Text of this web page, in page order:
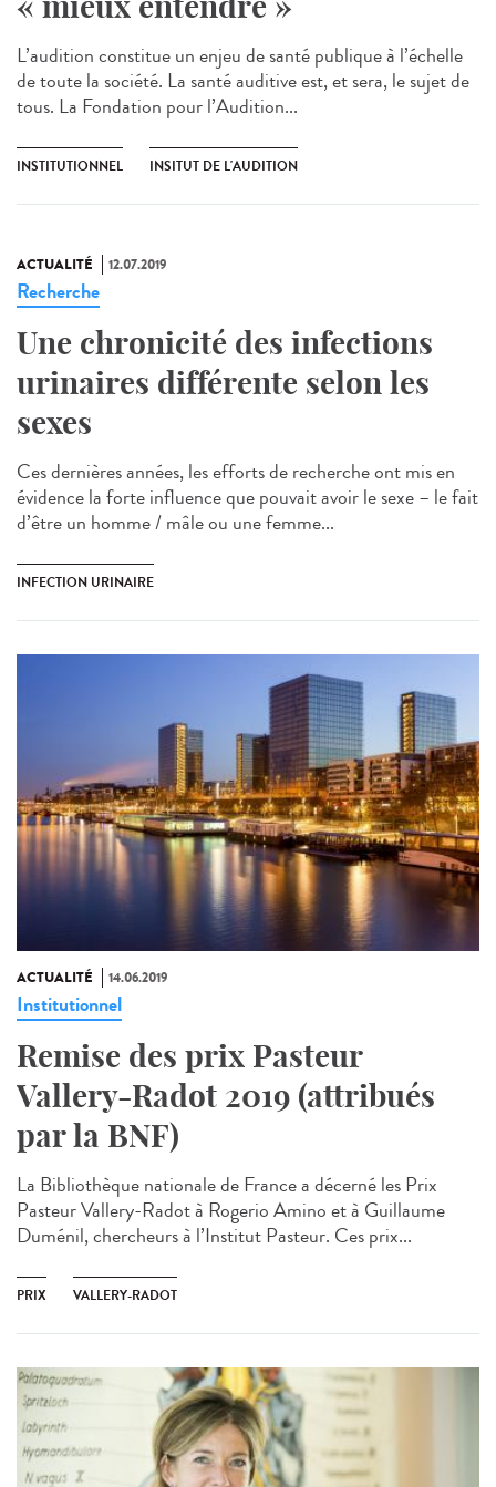
L’audition constitue un enjeu de santé publique à l’échelle
de toute la société. La santé auditive est, et sera, le sujet de
tous. La Fondation pour l’Audition...
INSTITUTIONNEL INSITUT DE L'AUDITION
ACTUALITÉ 12.07.2019
Recherche
Une chronicité des infections
urinaires différente selon les
sexes
Ces dernières années, les efforts de recherche ont mis en
évidence la forte influence que pouvait avoir le sexe – le fait
d’être un homme / mâle ou une femme...
INFECTION URINAIRE
ACTUALITÉ 14.06.2019
Institutionnel
Remise des prix Pasteur
Vallery-Radot 2019 (attribués
par la BNF)
La Bibliothèque nationale de France a décerné les Prix
Pasteur Vallery-Radot à Rogerio Amino et à Guillaume
Duménil, chercheurs à l’Institut Pasteur. Ces prix...
PRIX VALLERY-RADOT